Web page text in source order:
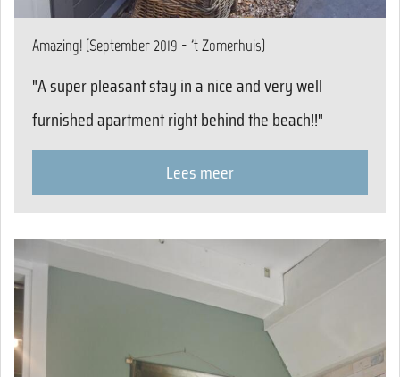
Amazing! (September 2019 - 't Zomerhuis)
"A super pleasant stay in a nice and very well
furnished apartment right behind the beach!!"
Lees meer